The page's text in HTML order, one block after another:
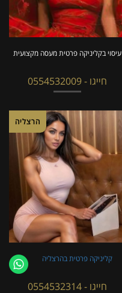
עיסוי בקליניקה פרטית מעסה מקצועית
חייגו - 0554532009
הרצליה
קליניקה פרטית בהרצליה
חייגו - 0554532314